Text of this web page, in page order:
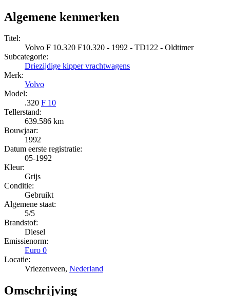
Algemene kenmerken
Titel:
Volvo F 10.320 F10.320 - 1992 - TD122 - Oldtimer
Subcategorie:
Driezijdige kipper vrachtwagens
Merk:
Volvo
Model:
.320 F 10
Tellerstand:
639.586 km
Bouwjaar:
1992
Datum eerste registratie:
05-1992
Kleur:
Grijs
Conditie:
Gebruikt
Algemene staat:
5/5
Brandstof:
Diesel
Emissienorm:
Euro 0
Locatie:
Vriezenveen, Nederland
Omschrijving